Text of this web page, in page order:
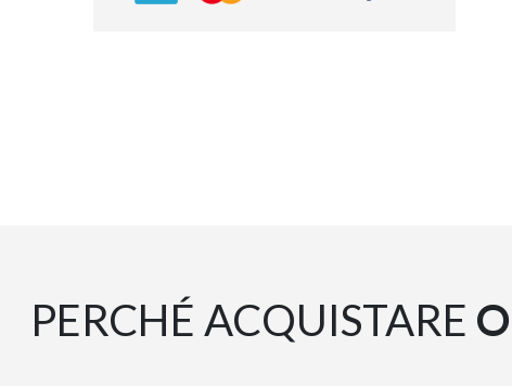
PERCHÉ ACQUISTARE